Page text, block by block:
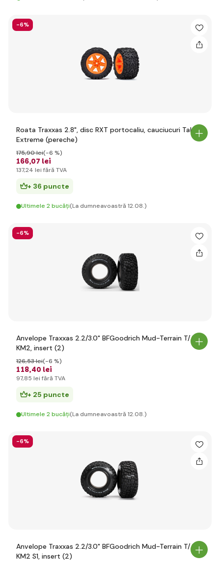
-6%
Roata Traxxas 2.8", disc RXT portocaliu, cauciucuri Talon
Extreme (pereche)
166,07 lei
175,90 lei(-6 %)
137,24 lei fără TVA
+ 36 puncte
Ultimele 2 bucăți(La dumneavoastră 12.08.)
-6%
Anvelope Traxxas 2.2/3.0" BFGoodrich Mud-Terrain T/A
KM2, insert (2)
118,40 lei
126,53 lei(-6 %)
97,85 lei fără TVA
+ 25 puncte
Ultimele 2 bucăți(La dumneavoastră 12.08.)
-6%
Anvelope Traxxas 2.2/3.0" BFGoodrich Mud-Terrain T/A
KM2 S1, insert (2)